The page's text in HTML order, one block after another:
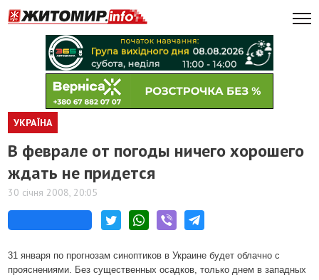
УКРАЇНА
В феврале от погоды ничего хорошего
ждать не придется
30 січня 2008, 20:05
31 января по прогнозам синоптиков в Украине будет облачно с
прояснениями. Без существенных осадков, только днем в западных